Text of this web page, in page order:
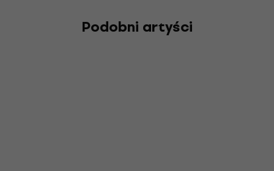
Podobni artyści